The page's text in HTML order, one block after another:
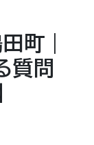
町｜
質問